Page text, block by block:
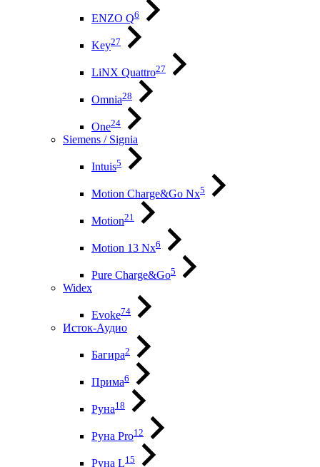
ENZO Q6
Key27
LiNX Quattro27
Omnia28
One24
Siemens / Signia
Intuis5
Motion Charge&Go Nx5
Motion21
Motion 13 Nx6
Pure Charge&Go5
Widex
Evoke74
Исток-Аудио
Багира2
Прима6
Руна18
Руна Pro12
Руна L15